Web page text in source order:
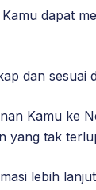
dapat
dan
Kamu ke
yang tak
lebih